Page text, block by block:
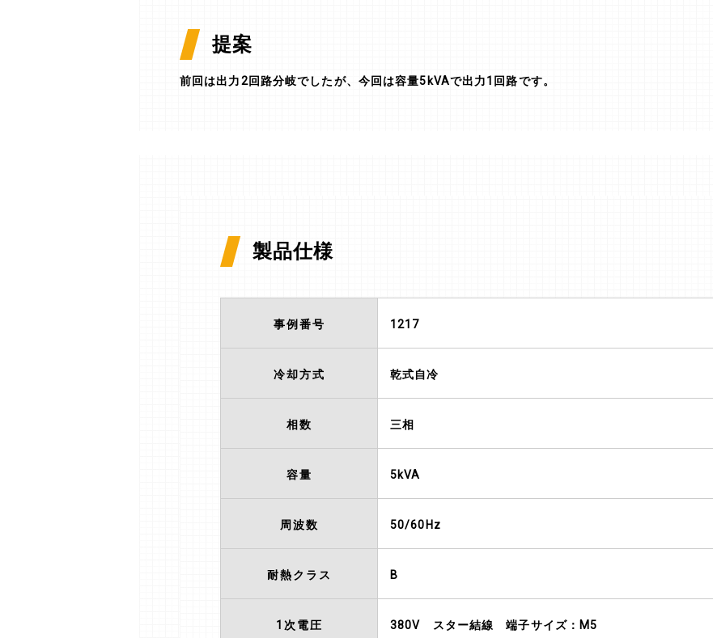
提案
前回は出力2回路分岐でしたが、今回は容量5kVAで出力1回路です。
製品仕様
事例番号 1217
冷却方式 乾式自冷
相数 三相
容量 5kVA
周波数 50/60Hz
耐熱クラス B
1次電圧 380V スター結線 端子サイズ：M5